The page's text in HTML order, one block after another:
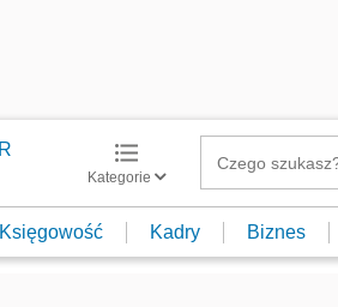
Kategorie
Księgowość Kadry Biznes